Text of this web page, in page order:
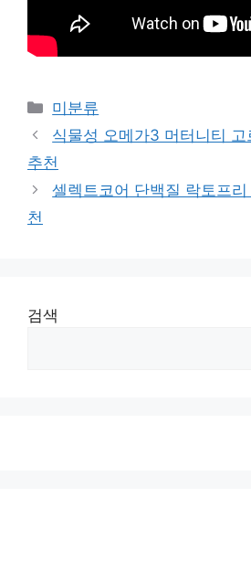
Categories
미분류
식물성 오메가3 머터니티 고
추천
셀렉트코어 단백질 락토프
천
검색